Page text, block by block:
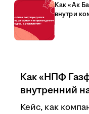
Как «Ак
внутри
Как «НПФ
внутренний
Кейс, как